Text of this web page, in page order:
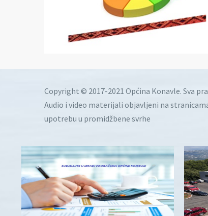
Copyright © 2017-2021 Općina Konavle. Sva
Audio i video materijali objavljeni na
upotrebu u promidžbene svrhe